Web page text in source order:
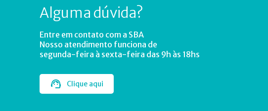
Alguma dúvida?
Entre em contato com a SBA
Nosso atendimento funciona de
segunda-feira à sexta-feira das 9h às 18hs
Clique aqui